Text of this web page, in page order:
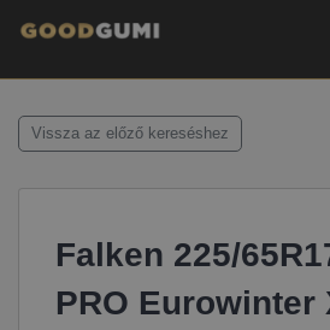
Vissza az előző kereséshez
Falken 225/
PRO Eurowinter